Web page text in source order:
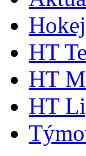
HT
HT
HT